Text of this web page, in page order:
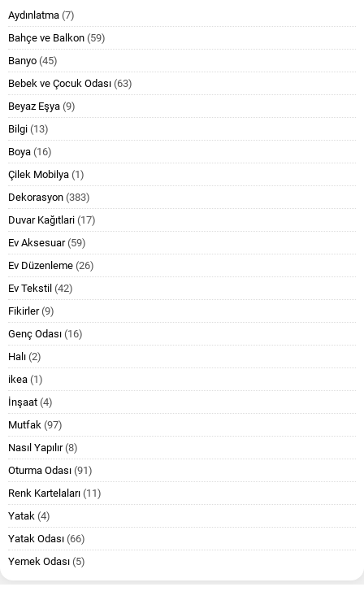
Aydınlatma (7)
Bahçe ve Balkon (59)
Banyo (45)
Bebek ve Çocuk Odası (63)
Beyaz Eşya (9)
Bilgi (13)
Boya (16)
Çilek Mobilya (1)
Dekorasyon (383)
Duvar Kağıtlari (17)
Ev Aksesuar(59)
Ev Düzenleme (26)
Ev Tekstil (42)
Fikirler(9)
Genç Odası (16)
Halı (2)
ikea (1)
İnşaat (4)
Mutfak (97)
Nasıl Yapılır(8)
Oturma Odası (91)
Renk Kartelaları (11)
Yatak (4)
Yatak Odası (66)
Yemek Odası (5)